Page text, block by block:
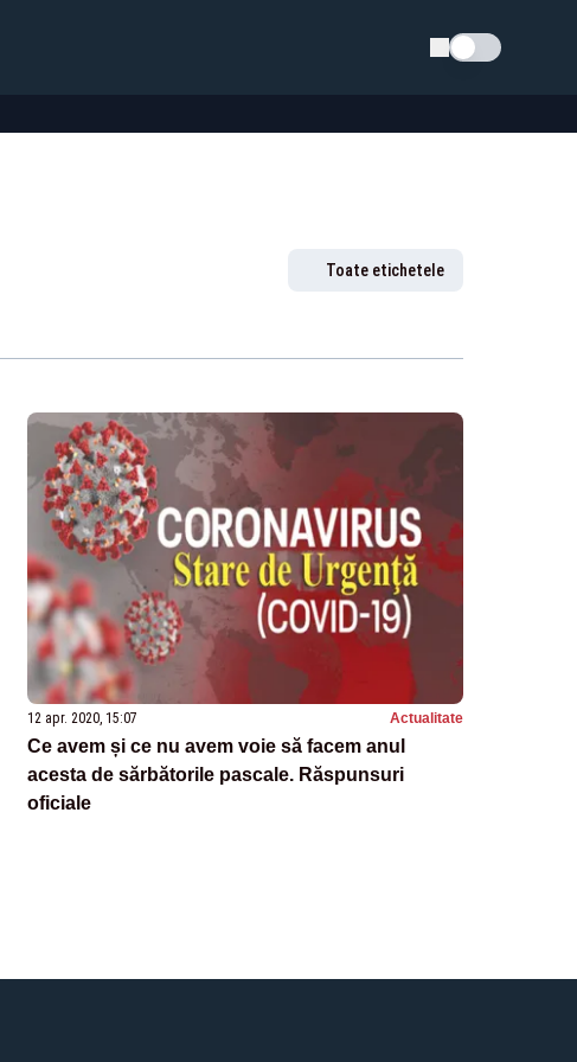
Schimba tema
Toate etichetele
12 apr. 2020, 15:07 Actualitate
Ce avem și ce nu avem voie să facem anul
acesta de sărbătorile pascale. Răspunsuri
oficiale